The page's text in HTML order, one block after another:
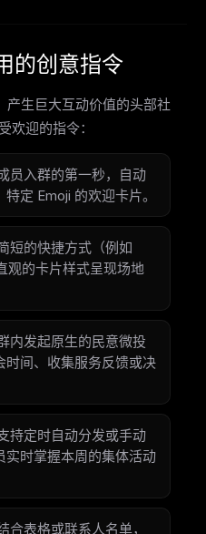
的创意指令
生巨大互动价值的头部社
欢迎的指令：
员入群的第一秒，自动
定 Emoji 的欢迎卡片。
短的快捷方式（例如
观的卡片样式呈现场地
内发起原生的民意微投
时间、收集服务反馈或决
持定时自动分发或手动
实时掌握本周的集体活动
合表格或联系人名单，